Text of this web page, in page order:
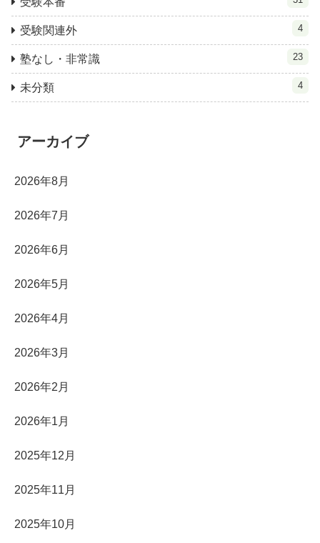
受験関連外 4
塾なし・非常識 23
未分類 4
アーカイブ
2026年8月
2026年7月
2026年6月
2026年5月
2026年4月
2026年3月
2026年2月
2026年1月
2025年12月
2025年11月
2025年10月